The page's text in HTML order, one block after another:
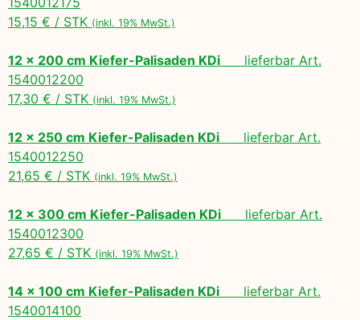
15,15 € / STK (inkl. 19% MwSt.)
12 x 200 cm Kiefer-Palisaden KDi lieferbar Art.
1540012200
17,30 € / STK (inkl. 19% MwSt.)
12 x 250 cm Kiefer-Palisaden KDi lieferbar Art.
1540012250
21,65 € / STK (inkl. 19% MwSt.)
12 x 300 cm Kiefer-Palisaden KDi lieferbar Art.
1540012300
27,65 € / STK (inkl. 19% MwSt.)
14 x 100 cm Kiefer-Palisaden KDi lieferbar Art.
1540014100